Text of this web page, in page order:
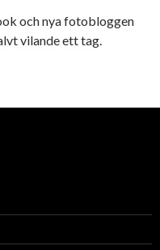
och nya fotobloggen
vilande ett tag.